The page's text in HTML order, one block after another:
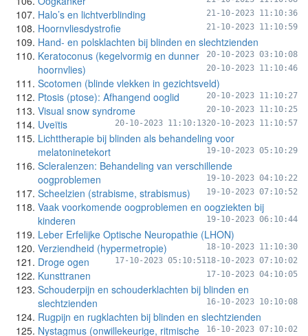
Halo’s en lichtverblinding 21-10-2023 11:10:36
Hoornvliesdystrofie 21-10-2023 11:10:59
Hand- en polsklachten bij blinden en slechtzienden
20-10-2023 03:10:08
Keratoconus (kegelvormig en dunner
hoornvlies)
20-10-2023 11:10:46
Scotomen (blinde vlekken in gezichtsveld)
20-10-2023 11:10:27
Ptosis (ptose): Afhangend ooglid
20-10-2023 11:10:25
Visual snow syndrome
20-10-2023 11:10:57
Uveïtis 20-10-2023 11:10:13
Lichttherapie bij blinden als behandeling voor
melatoninetekort
19-10-2023 05:10:29
Scleralenzen: Behandeling van verschillende
oogproblemen
19-10-2023 04:10:22
Scheelzien (strabisme, strabismus) 19-10-2023 07:10:52
Vaak voorkomende oogproblemen en oogziekten bij
kinderen
19-10-2023 06:10:44
Leber Erfelijke Optische Neuropathie (LHON)
18-10-2023 11:10:30
Verziendheid (hypermetropie)
18-10-2023 07:10:02
Droge ogen 17-10-2023 05:10:51
Kunsttranen 17-10-2023 04:10:05
Schouderpijn en schouderklachten bij blinden en
slechtzienden
16-10-2023 10:10:08
Rugpijn en rugklachten bij blinden en slechtzienden
16-10-2023 07:10:02
Nystagmus (onwillekeurige, ritmische